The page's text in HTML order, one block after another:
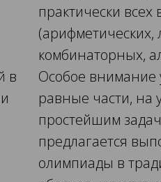
в
практически
(арифметических,
комбинаторных,
Особое внимание
равные части, на
простейшим
предлагается
олимпиады в